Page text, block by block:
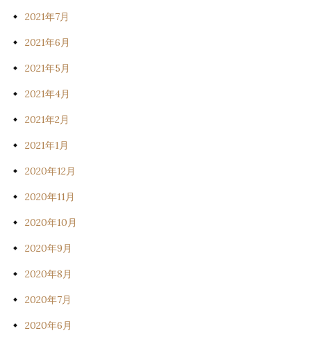
2021年7月
2021年6月
2021年5月
2021年4月
2021年2月
2021年1月
2020年12月
2020年11月
2020年10月
2020年9月
2020年8月
2020年7月
2020年6月